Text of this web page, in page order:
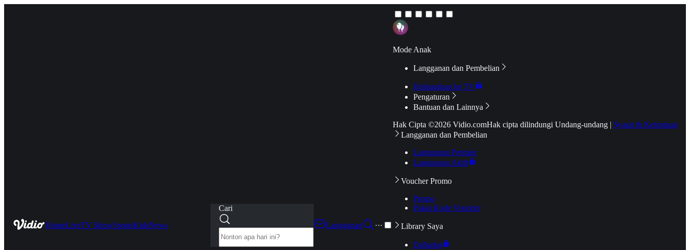
HomeLiveTV ShowSportsKidsNews
Cari
Langganan
···
Mode Anak
Langganan dan Pembelian
Hubungkan ke TV
Pengaturan
Bantuan dan Lainnya
Hak Cipta ©2026 Vidio.comHak cipta dilindungi Undang-undang | Syarat & Ketentuan
Langganan dan Pembelian
Langganan Premier
Langganan Aktif
Voucher Promo
Promo
Pakai Kode Voucher
Library Saya
Daftarku